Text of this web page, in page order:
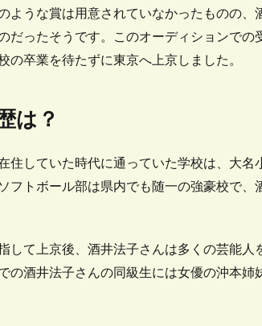
ような賞は用意されていなかったものの、
だったそうです。このオーディションでの
の卒業を待たずに東京へ上京しました。
は？
住していた時代に通っていた学校は、大名
フトボール部は県内でも随一の強豪校で、
して上京後、酒井法子さんは多くの芸能人
の酒井法子さんの同級生には女優の沖本姉